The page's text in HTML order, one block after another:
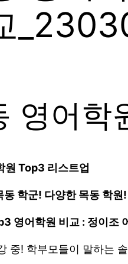
영어학
원 Top3 리스트업
동 학군! 다양한 목동 학
영어학원 비교 : 정이조
중! 학부모들이 말하는